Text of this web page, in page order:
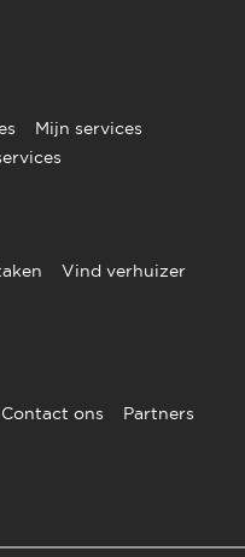
Mijn services
Vind verhuizer
Contact ons Partners